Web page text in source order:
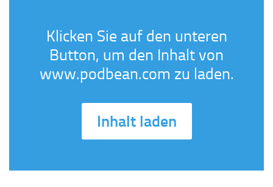
Klicken Sie auf den unteren
Button, um den Inhalt von
www.podbean.com zu laden.
Inhalt laden